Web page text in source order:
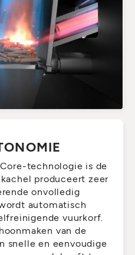
technologie is de
produceert zeer
onvolledig
automatisch
vuurkorf.
van de
snelle en eenvoudige